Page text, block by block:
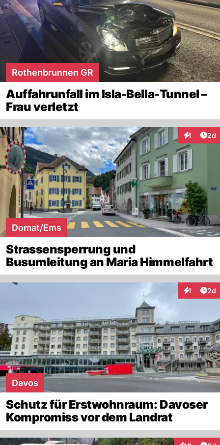
Rothenbrunnen GR
Auffahrunfall im Isla-Bella-Tunnel –
Frau verletzt
1 2d
Domat/Ems
Strassensperrung und
Busumleitung an Maria Himmelfahrt
1 2d
Davos
Schutz für Erstwohnraum: Davoser
Kompromiss vor dem Landrat